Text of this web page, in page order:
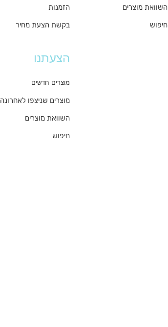
הזמנות
בקשת הצעת מחיר
הצעתנו
מוצרים חדשים
מוצרים שניצפו לאחרונה
השוואת מוצרים
חיפוש
השוואת מוצרים
חיפוש